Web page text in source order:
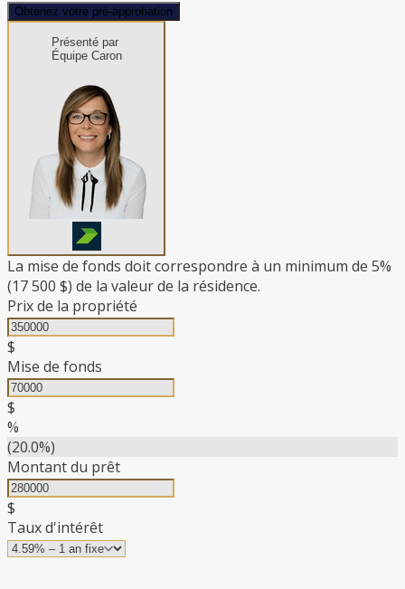
Obtenez votre pré-approbation
Présenté par
Équipe Caron
La mise de fonds doit correspondre à un minimum de 5%
(17 500 $) de la valeur de la résidence.
Prix de la propriété
$
Mise de fonds
$
%
(20.0%)
Montant du prêt
$
Taux d'intérêt